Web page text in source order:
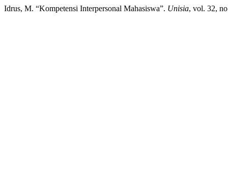
Idrus, M. “Kompetensi Interpersonal Mahasiswa”. Unisia, vol. 32,